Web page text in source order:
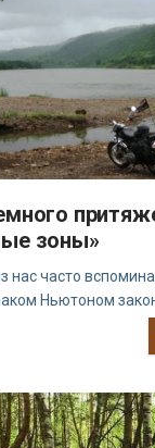
зоны»
нас часто
Ньютоном